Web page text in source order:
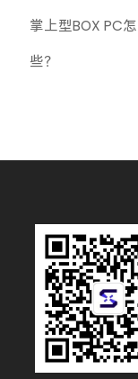
掌上型BOX PC
些？